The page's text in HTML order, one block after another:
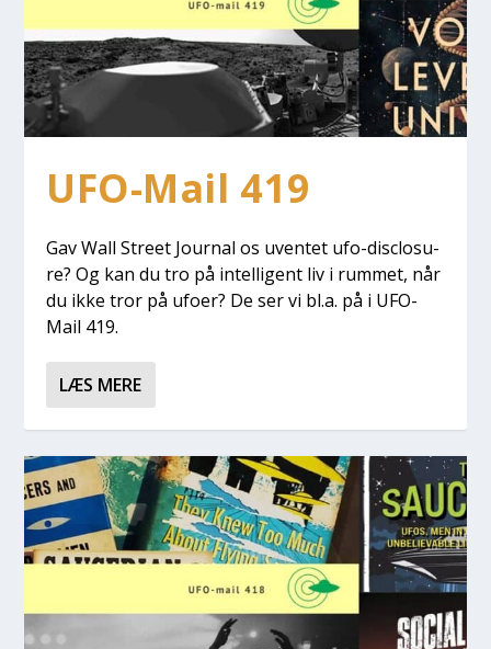
UFO-Mail 419
Gav Wall Stre­et Jour­nal os uven­tet ufo-disclo­su­
re? Og kan du tro på intel­li­gent liv i rum­met, når
du ikke tror på ufo­er? De ser vi bl.a. på i UFO-
Mail 419.
LÆS MERE